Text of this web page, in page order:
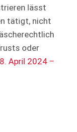
lässt
tätigt, nicht
oder
April 2024 –